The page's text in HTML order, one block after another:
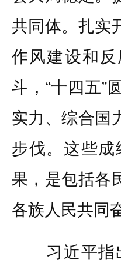
共同体。扎实
作风建设和
斗，“十四五”
实力、综合国
步伐。这些
果，是包括各
各族人民共同
习近平指出